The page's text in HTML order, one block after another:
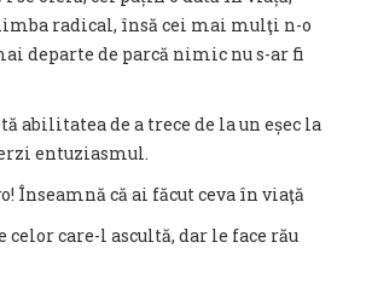
radical, însă cei mai mulţi n-o
departe de parcă nimic nu s-ar fi
abilitatea de a trece de la un eșec la
entuziasmul.
Înseamnă că ai făcut ceva în viaţă
celor care-l ascultă, dar le face rău